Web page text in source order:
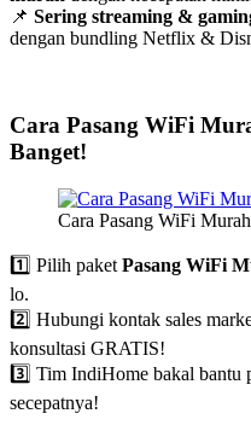
📌 Sering streaming &
dengan bundling Netflix &
Cara Pasang WiFi
Banget!
Cara Pasang WiFi
1️⃣ Pilih paket Pasang WiFi
lo.
2️⃣ Hubungi kontak sales
konsultasi GRATIS!
3️⃣ Tim IndiHome bakal bantu
secepatnya!